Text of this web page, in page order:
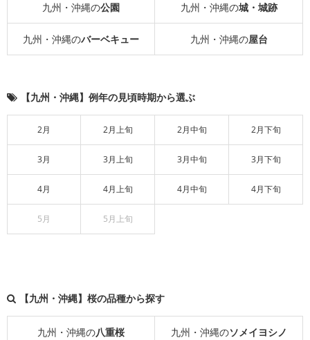
九州・沖縄の公園 九州・沖縄の城・城跡
九州・沖縄のバーベキュー 九州・沖縄の屋台
【九州・沖縄】例年の見頃時期から選ぶ
2月 2月上旬 2月中旬 2月下旬
3月 3月上旬 3月中旬 3月下旬
4月 4月上旬 4月中旬 4月下旬
5月 5月上旬
【九州・沖縄】桜の品種から探す
九州・沖縄の八重桜 九州・沖縄のソメイヨシノ